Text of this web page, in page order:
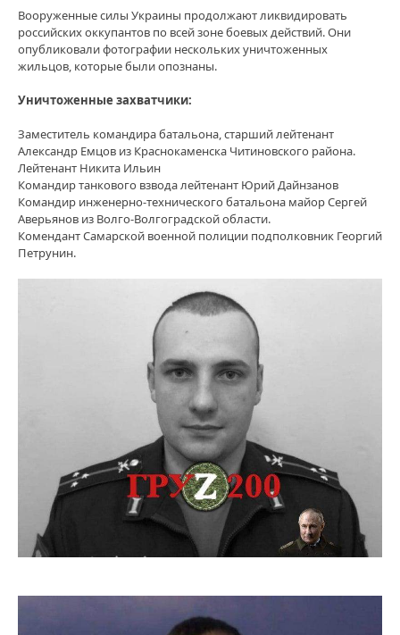
Вооруженные силы Украины продолжают ликвидировать
российских оккупантов по всей зоне боевых действий. Они
опубликовали фотографии нескольких уничтоженных
жильцов, которые были опознаны.
Уничтоженные захватчики:
Заместитель командира батальона, старший лейтенант
Александр Емцов из Краснокаменска Читиновского района.
Лейтенант Никита Ильин
Командир танкового взвода лейтенант Юрий Дайнзанов
Командир инженерно-технического батальона майор Сергей
Аверьянов из Волго-Волгоградской области.
Комендант Самарской военной полиции подполковник Георгий
Петрунин.